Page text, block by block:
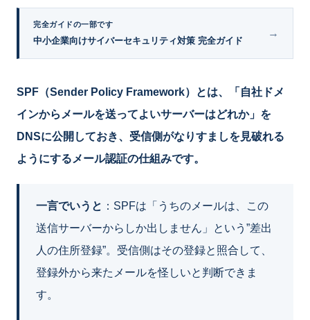
完全ガイドの一部です
中小企業向けサイバーセキュリティ対策 完全ガイド
→
SPF（Sender Policy Framework）とは、「自社ドメ
インからメールを送ってよいサーバーはどれか」を
DNSに公開しておき、受信側がなりすましを見破れる
ようにするメール認証の仕組みです。
一言でいうと ：SPFは「うちのメールは、この
送信サーバーからしか出しません」という”差出
人の住所登録”。受信側はその登録と照合して、
登録外から来たメールを怪しいと判断できま
す。